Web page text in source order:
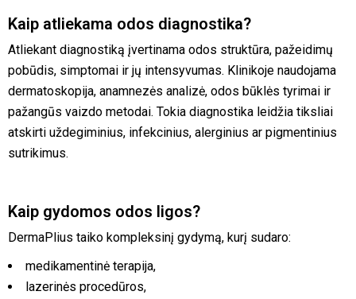
Kaip atliekama odos diagnostika?
Atliekant diagnostiką įvertinama odos struktūra, pažeidimų
pobūdis, simptomai ir jų intensyvumas. Klinikoje naudojama
dermatoskopija, anamnezės analizė, odos būklės tyrimai ir
pažangūs vaizdo metodai. Tokia diagnostika leidžia tiksliai
atskirti uždegiminius, infekcinius, alerginius ar pigmentinius
sutrikimus.
Kaip gydomos odos ligos?
DermaPlius taiko kompleksinį gydymą, kurį sudaro:
medikamentinė terapija,
lazerinės procedūros,